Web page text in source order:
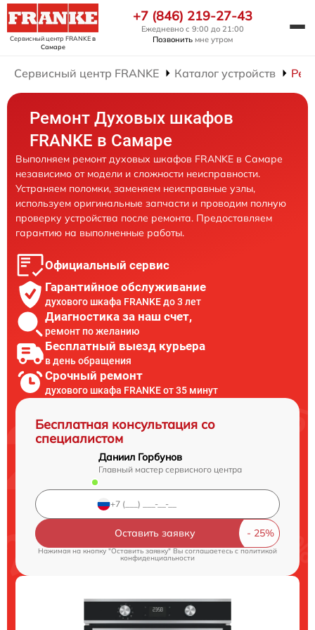
Сервисный центр FRANKEв
Самаре
+7 (846) 219-27-43
Ежедневно с 9:00 до 21:00
Позвонить мне утром
Сервисный центр FRANKE Каталог устройств
Ремонт Духовых шкафов
FRANKE в Самаре
Выполняем ремонт духовых шкафов FRANKE в Самаре
независимо от модели и сложности неисправности.
Устраняем поломки, заменяем неисправные узлы,
используем оригинальные запчасти и проводим полную
проверку устройства после ремонта. Предоставляем
гарантию на выполненные работы.
Официальный сервис
Гарантийное обслуживание
духового шкафа FRANKE до 3 лет
Диагностика за наш счет,
ремонт по желанию
Бесплатный выезд курьера
в день обращения
Срочный ремонт
духового шкафа FRANKE от 35 минут
Бесплатная консультация со
специалистом
Даниил Горбунов
Главный мастер сервисного центра
Оставить заявку
Нажимая на кнопку "Оставить заявку" Вы соглашаетесь cполитикой
конфиденциальности